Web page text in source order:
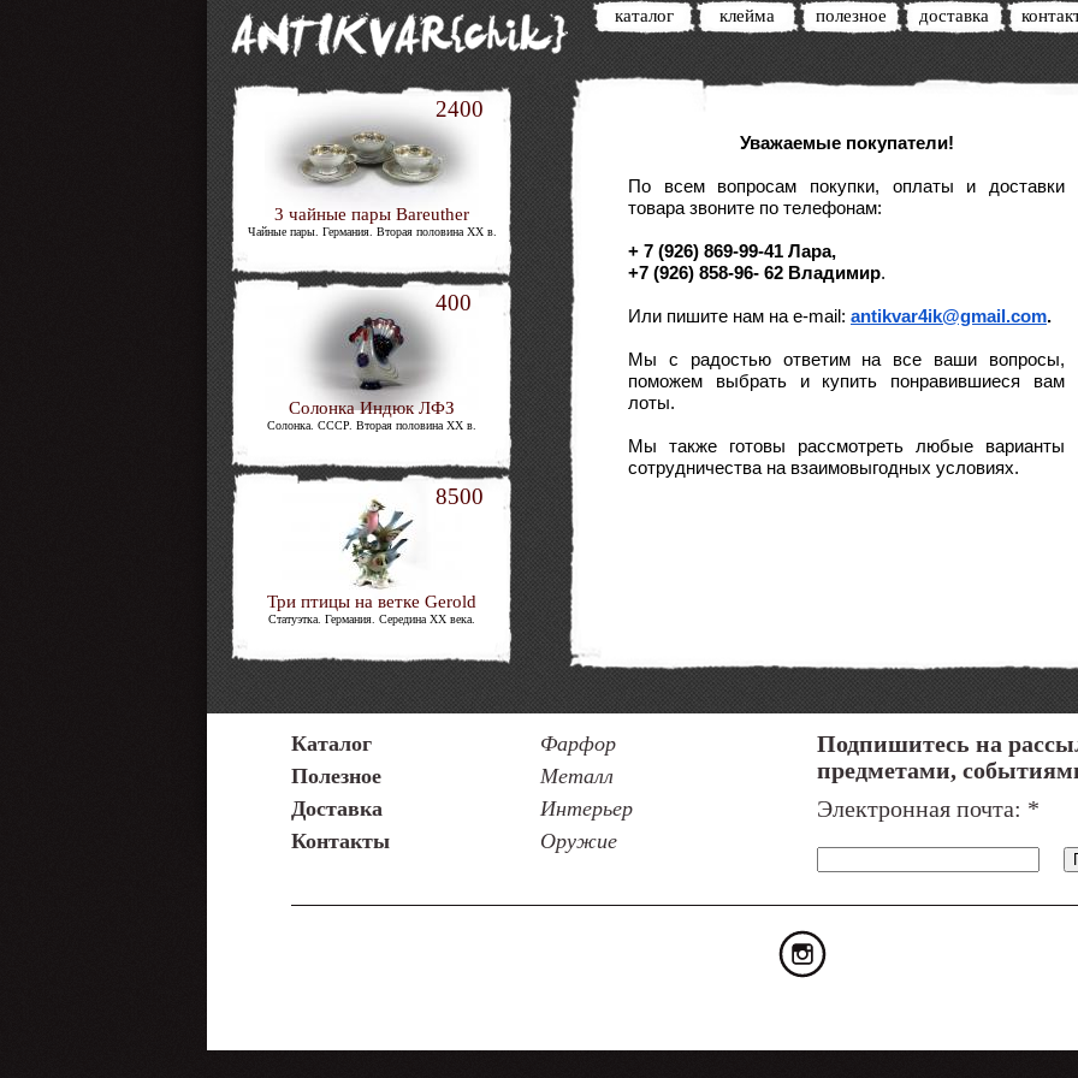
каталог клейма полезное доставка
Уважаемые покупатели!
По всем вопросам покупки, оплаты и доставки
товара звоните по телефонам:
+ 7 (926) 869-99-41 Лара,
+7 (926) 858-96- 62 Владимир.
Или пишите нам на e-mail: antikvar4ik@gmail.com.
Мы с радостью ответим на все ваши вопросы,
поможем выбрать и купить понравившиеся вам
лоты.
Мы также готовы рассмотреть любые варианты
сотрудничества на взаимовыгодных условиях.
2400
3 чайные пары Bareuther
Чайные пары. Германия. Вторая половина ΧΧ в.
400
Солонка Индюк ЛФЗ
Солонка. СССР. Вторая половина XX в.
8500
Три птицы на ветке Gerold
Статуэтка. Германия. Середина XX века.
Каталог
Полезное
Доставка
Контакты
Фарфор
Металл
Интерьер
Оружие
Подпишитесь на
предметами,
Электронная почта: *